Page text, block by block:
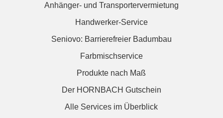
Anhänger- und Transportervermietung
Handwerker-Service
Seniovo: Barrierefreier Badumbau
Farbmischservice
Produkte nach Maß
Der HORNBACH Gutschein
Alle Services im Überblick